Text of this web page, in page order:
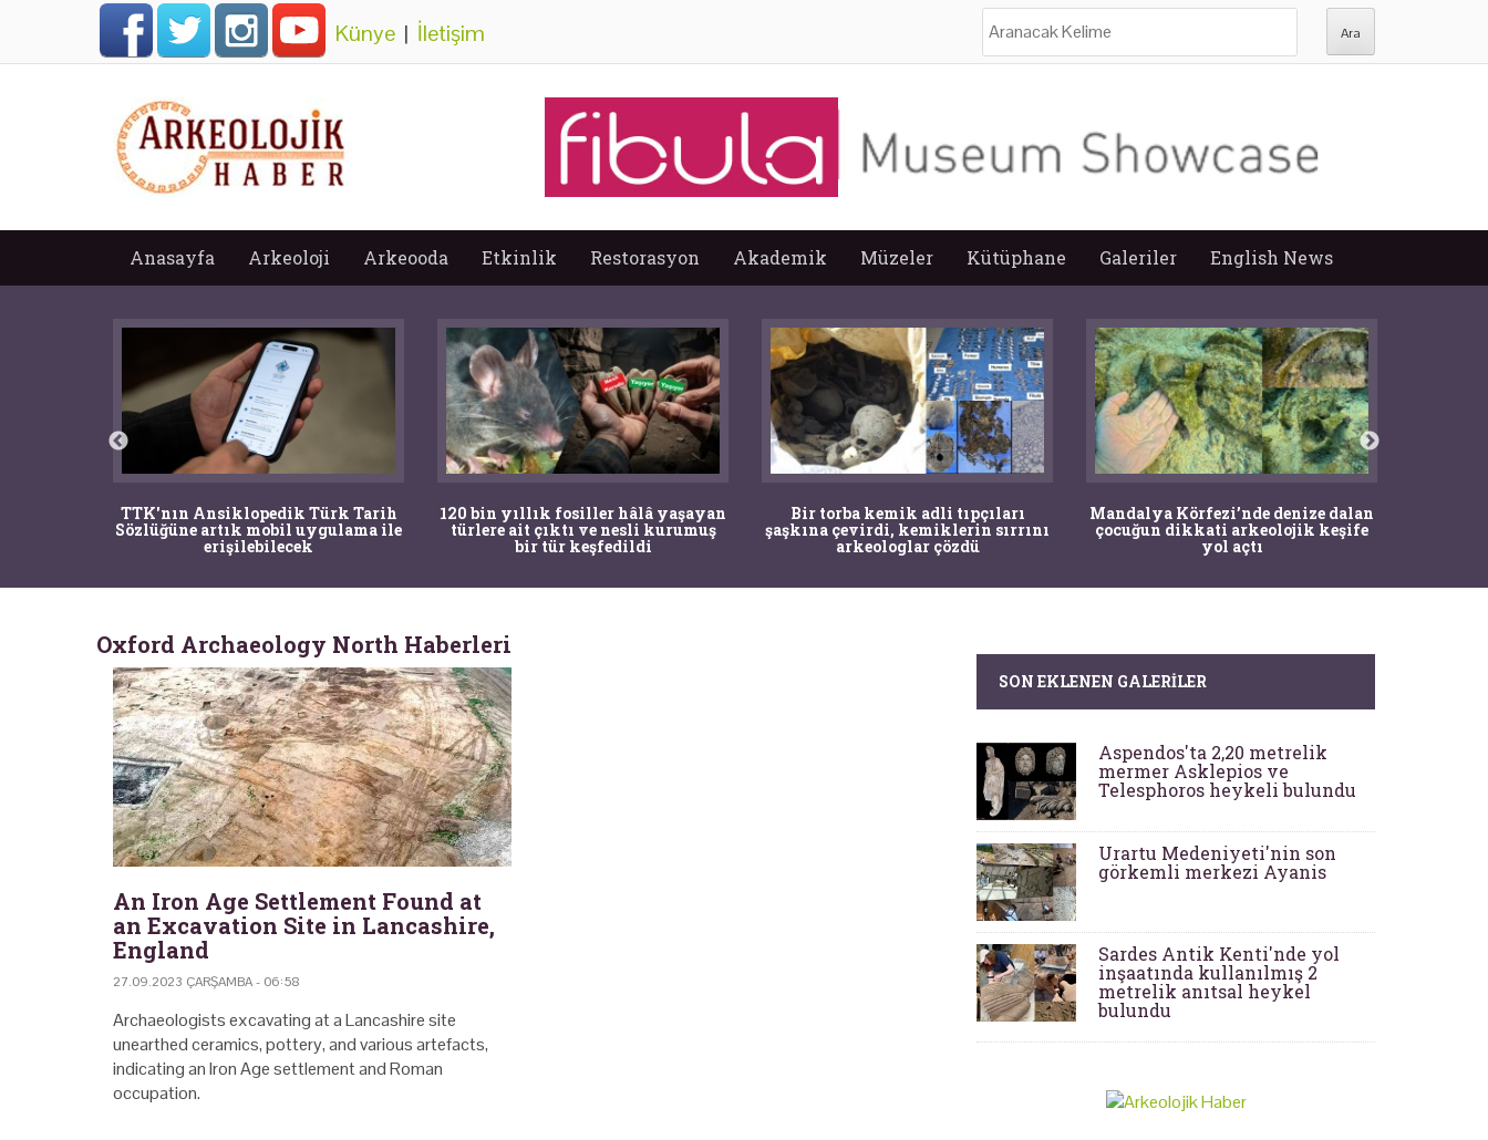
Künye | İletişim
Anasayfa Arkeoloji Arkeooda Etkinlik Restorasyon Akademik Müzeler Kütüphane Galeriler English News
TTK'nın Ansiklopedik Türk Tarih
Sözlüğüne artık mobil uygulama ile
erişilebilecek
120 bin yıllık fosiller hâlâ yaşayan
türlere ait çıktı ve nesli kurumuş
bir tür keşfedildi
Bir torba kemik adli tıpçıları
şaşkına çevirdi, kemiklerin sırrını
arkeologlar çözdü
Mandalya Körfezi’nde denize dalan
çocuğun dikkati arkeolojik keşife
yol açtı
Oxford Archaeology North Haberleri
An Iron Age Settlement Found at
an Excavation Site in Lancashire,
England
27.09.2023 ÇARŞAMBA - 06:58
Archaeologists excavating at a Lancashire site
unearthed ceramics, pottery, and various artefacts,
indicating an Iron Age settlement and Roman
occupation.
SON EKLENEN GALERILER
Aspendos'ta 2,20 metrelik
mermer Asklepios ve
Telesphoros heykeli bulundu
Urartu Medeniyeti'nin son
görkemli merkezi Ayanis
Sardes Antik Kenti'nde yol
inşaatında kullanılmış 2
metrelik anıtsal heykel
bulundu